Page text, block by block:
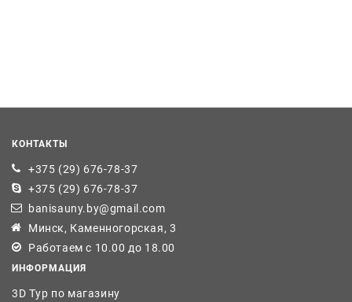
КОНТАКТЫ
+375 (29) 676-78-37
+375 (29) 676-78-37
banisauny.by@gmail.com
Минск, Каменногорская, 3
Работаем с 10.00 до 18.00
ИНФОРМАЦИЯ
3D Тур по магазину